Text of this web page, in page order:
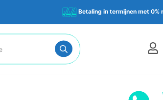
Betaling in termijnen met 0%